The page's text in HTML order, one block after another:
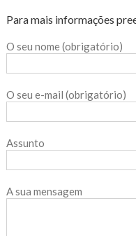
Para mais informações
O seu nome (obrigatório)
O seu e-mail (obrigatório)
Assunto
A sua mensagem